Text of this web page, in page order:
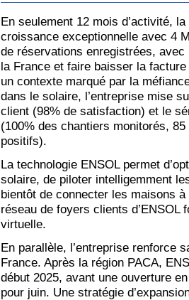
En seulement 12 mois d’activité,
croissance exceptionnelle avec 4
de réservations enregistrées,
la France et faire baisser la
un contexte marqué par la
dans le solaire, l’entreprise mise
client (98% de satisfaction) et le
(100% des chantiers monitorés,
positifs).
La technologie ENSOL permet
solaire, de piloter intelligemment
bientôt de connecter les maisons
réseau de foyers clients d’ENSOL
virtuelle.
En parallèle, l’entreprise renforce
France. Après la région PACA,
début 2025, avant une ouverture
pour juin. Une stratégie